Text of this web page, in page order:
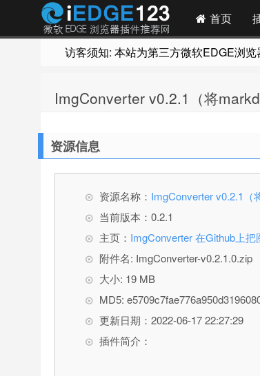
首页
访客须知: 本站为第三方微软EDGE浏
ImgConverter v0.2.1（将
资源信息
资源名称： ImgConverter v0.2.1（
当前版本：0.2.1
主页： ImgConverter 在Github上
附件名: ImgConverter-v0.2.1.0.zip
大小: 19 MB
MD5:
更新日期：2022-06-17 22:27:29
插件简介：